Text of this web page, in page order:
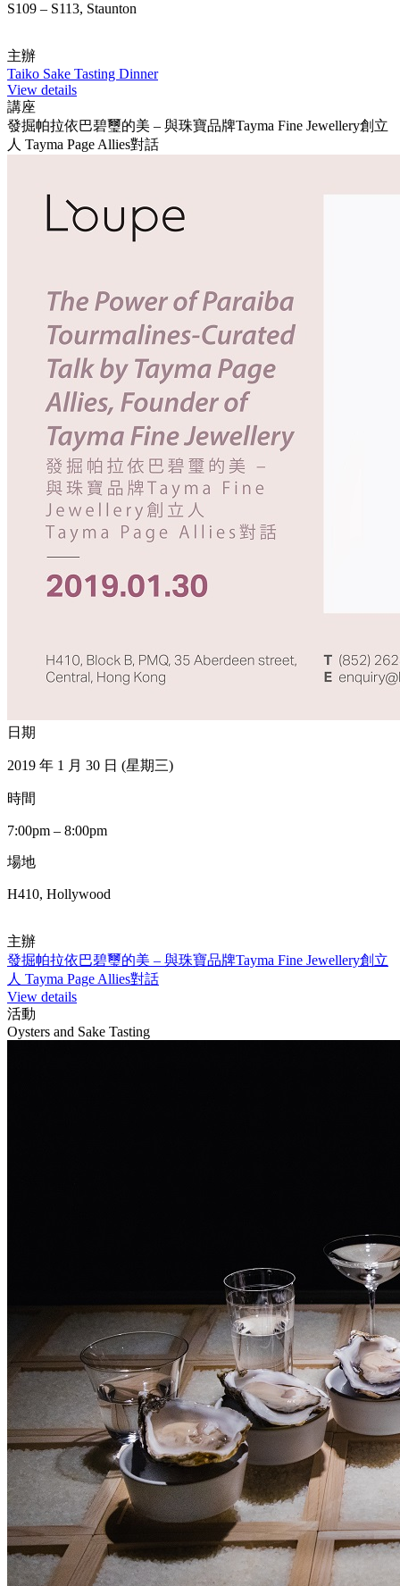
S109 – S113, Staunton
主辦
Taiko Sake Tasting Dinner
View details
講座
發掘帕拉依巴碧璽的美 – 與珠寶品牌Tayma Fine Jewellery創立
人 Tayma Page Allies對話
日期
2019 年 1 月 30 日 (星期三)
時間
7:00pm – 8:00pm
場地
H410, Hollywood
主辦
發掘帕拉依巴碧璽的美 – 與珠寶品牌Tayma Fine Jewellery創立
人 Tayma Page Allies對話
View details
活動
Oysters and Sake Tasting